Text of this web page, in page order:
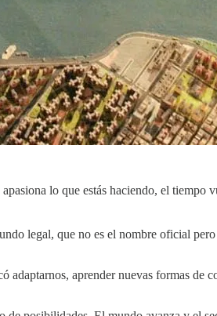
lo que estás haciendo, el
legal, que no es el nombre oficial
aprender nuevas formas de